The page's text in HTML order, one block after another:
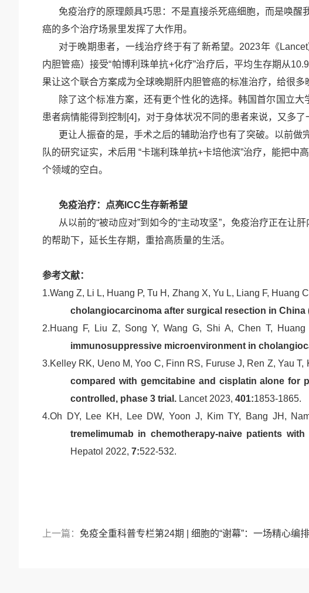
免疫治疗的原理颇具巧思 ：不是直接杀死癌细胞，而是唤醒
癌的多个治疗场景里发挥了大作用。
对于晚期患者，一线治疗终于有了新希望。 2023年《 Lancet
内胆管癌）接受“帕博利珠单抗+化疗”治疗后，平均生存期从10.9
果让这个联合方案成为全球晚期肝内胆管癌的标准治疗，给很多
除了这个标准方案，还有更个性化的选择。韩国首尔国立大
患者病情能得到控制 [4] ，对于身体状况不同的患者来说，又多了
更让人振奋的是，手术之后的辅助治疗也有了突破。以前做
队的研究证实，术后用 “卡瑞利珠单抗+卡培他滨”治疗，能把中
个领域的空白。
免疫治疗： 点亮 ICC生存新希望
从以前的“被动应对”到如今的“主动攻坚”，免疫治疗正在让
的帮助下，延长生存期，重拾高质量的生活。
参考文献：
1.Wang Z, Li L, Huang P, Tu H, Zhang X, Yu L, Liang F, Huang
cholangiocarcinoma after surgical resection in China
2.Huang F, Liu Z, Song Y, Wang G, Shi A, Chen T,
immunosuppressive microenvironment in
3.Kelley RK, Ueno M, Yoo C, Finn RS, Furuse J, Ren Z, Yau
compared with gemcitabine and cisplatin alone for
controlled, phase 3 trial. Lancet 2023, 401:1853-1865.
4.Oh DY, Lee KH, Lee DW, Yoon J, Kim TY, Bang JH,
tremelimumab in chemotherapy-naive patients
Hepatol 2022, 7:522-532.
上一篇： 免疫全重科普专栏第24期 | 细胞的“谢幕”：一场精心编